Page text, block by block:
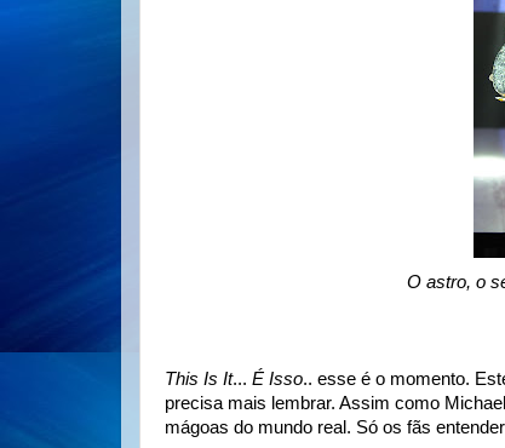
O astro, o
This Is It... É Isso.. esse é o momento.
precisa mais lembrar. Assim como
mágoas do mundo real. Só os fãs